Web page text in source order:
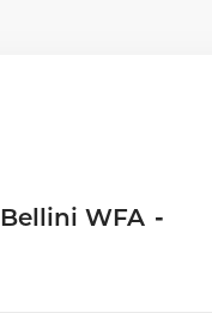
WFA -